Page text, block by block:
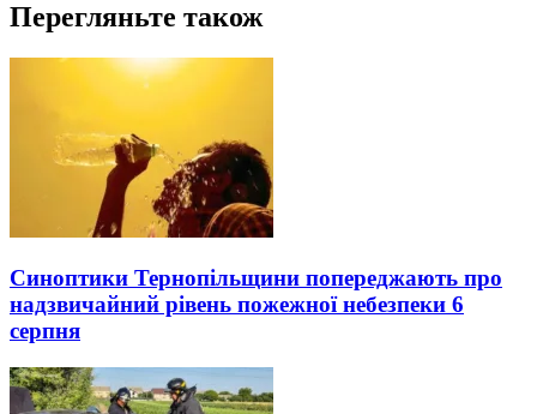
Перегляньте також
Синоптики Тернопільщини попереджають про
надзвичайний рівень пожежної небезпеки 6
серпня